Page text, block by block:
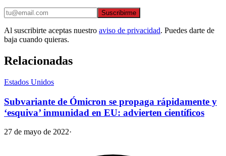
Suscribirme
Al suscribirte aceptas nuestro aviso de privacidad. Puedes darte de
baja cuando quieras.
Relacionadas
Estados Unidos
Subvariante de Ómicron se propaga rápidamente y
‘esquiva’ inmunidad en EU: advierten científicos
27 de mayo de 2022·